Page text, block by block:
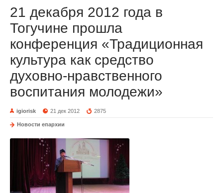
21 декабря 2012 года в
Тогучине прошла
конференция «Традиционная
культура как средство
духовно-нравственного
воспитания молодежи»
igiorisk 21 дек 2012 2875
Новости епархии